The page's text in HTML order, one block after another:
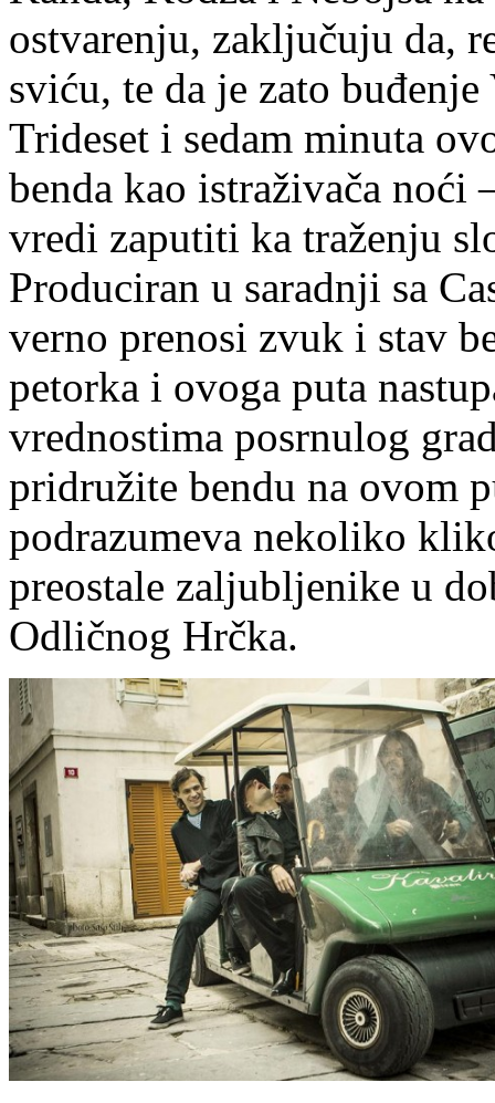
ostvarenju, zaključuju da,
sviću, te da je zato
Trideset i sedam minuta
benda kao istraživača noći
vredi zaputiti ka traženju
Produciran u saradnji sa
verno prenosi zvuk i stav
petorka i ovoga puta
vrednostima posrnulog
pridružite bendu na ovom
podrazumeva nekoliko
preostale zaljubljenike u
Odličnog Hrčka.